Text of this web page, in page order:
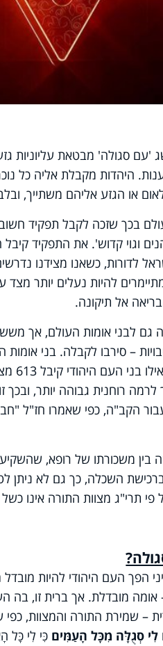
סגולה' מבטאת עליוניות
היהדות מקבלת אליה כל
או הגזע אליהם משתייך,
בכך שזכה לקבל תפקיד
וגוי קדוש'. את התפקיד קיבל
לדורות, כשאנו מצידנו
להיות נעלים יותר
אל תיקונה.
גם לבני אומות העולם, אך
– סירבו לקבלה. בני אומות
רוחנית גבוהה יותר, ובכך
הקב"ה, כפי שאמרו חז"ל
בין משכורתו של רופא,
השכלה, כך גם לא ניתן
תרי"ג מצוות התורה אינו
העם היהודי להיות מובדל
אומה מובדלת. אך ברית זו,
– שמירת התורה והמצוות,
סְגֻלָּה מִכָּל הָעַמִּים כִּי לִי כָּל